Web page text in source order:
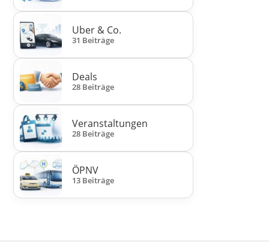
Uber & Co.
31 Beiträge
Deals
28 Beiträge
Veranstaltungen
28 Beiträge
ÖPNV
13 Beiträge